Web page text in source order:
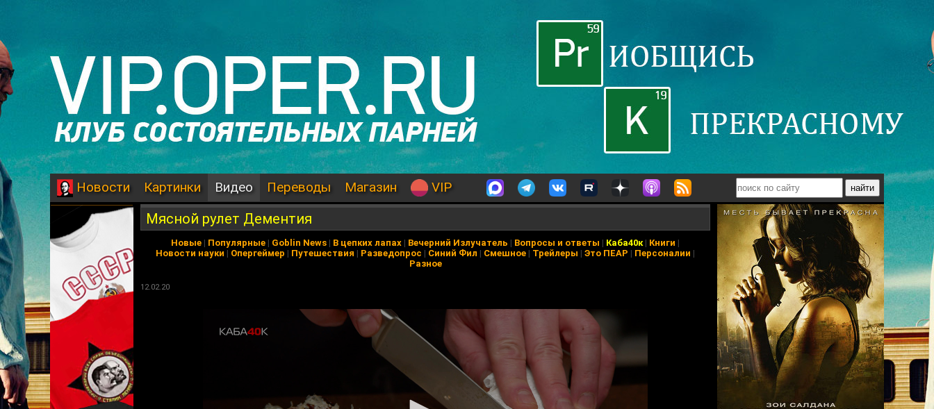
Новости Картинки Видео Переводы Магазин VIP
Мясной рулет Дементия
Новые | Популярные | Goblin News | В цепких лапах | Вечерний Излучатель | Вопросы и ответы | Каба40к| Книги |
Новости науки | Опергеймер | Путешествия | Разведопрос | Синий Фил | Смешное | Трейлеры | Это ПЕАР | Персоналии |
Разное
12.02.20